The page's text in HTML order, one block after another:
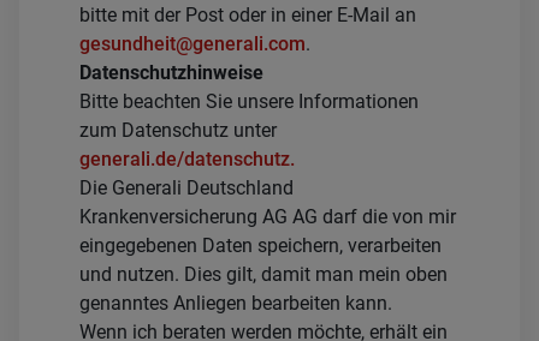
bitte mit der Post oder in einer E-Mail an
gesundheit@generali.com.
Datenschutzhinweise
Bitte beachten Sie unsere Informationen
zum Datenschutz unter
generali.de/datenschutz.
Die Generali Deutschland
Krankenversicherung AG AG darf die von mir
eingegebenen Daten speichern, verarbeiten
und nutzen. Dies gilt, damit man mein oben
genanntes Anliegen bearbeiten kann.
Wenn ich beraten werden möchte, erhält ein